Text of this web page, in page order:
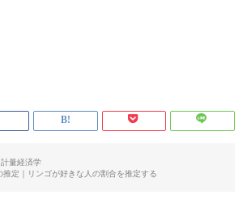
量経済学
推定｜リンゴが好きな人の割合を推定する